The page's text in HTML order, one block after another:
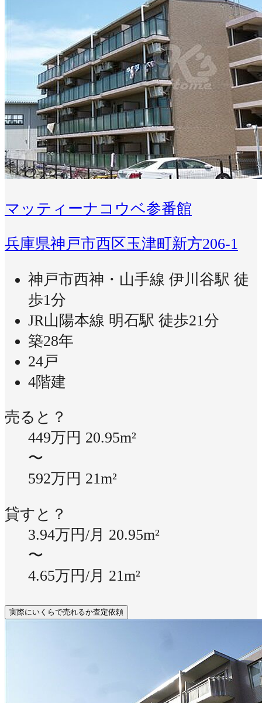
マッティーナコウベ参番館
兵庫県神戸市西区玉津町新方206-1
神戸市西神・山手線 伊川谷駅 徒
歩1分
JR山陽本線 明石駅 徒歩21分
築28年
24戸
4階建
売ると？
449万円 20.95m²
〜
592万円 21m²
貸すと？
3.94万円/月 20.95m²
〜
4.65万円/月 21m²
実際にいくらで売れるか査定依頼